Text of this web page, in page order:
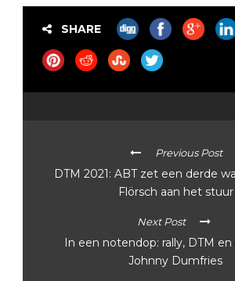
SHARE
Previous Post
DTM 2021: ABT zet een derde
Flörsch aan het stuur
Next Post
In een notendop: rally, DTM
Johnny Dumfries